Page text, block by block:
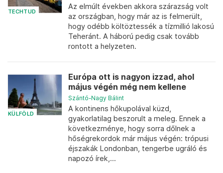
TECHTUD
Az elmúlt években akkora szárazság volt
az országban, hogy már az is felmerült,
hogy odébb költöztessék a tízmillió lakosú
Teheránt. A háború pedig csak tovább
rontott a helyzeten.
KÜLFÖLD
Európa ott is nagyon izzad, ahol
május végén még nem kellene
Szántó-Nagy Bálint
A kontinens hőkupolával küzd,
gyakorlatilag beszorult a meleg. Ennek a
következménye, hogy sorra dőlnek a
hőségrekordok már május végén: trópusi
éjszakák Londonban, tengerbe ugráló és
napozó írek,...